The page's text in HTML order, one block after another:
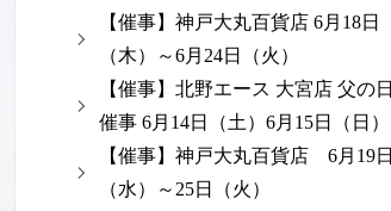
【催事】神戸大丸百貨店 6月18日
（木）～6月24日（火）
【催事】北野エース 大宮店 父の日
催事 6月14日（土）6月15日（日）
【催事】神戸大丸百貨店 6月19日
（水）～25日（火）